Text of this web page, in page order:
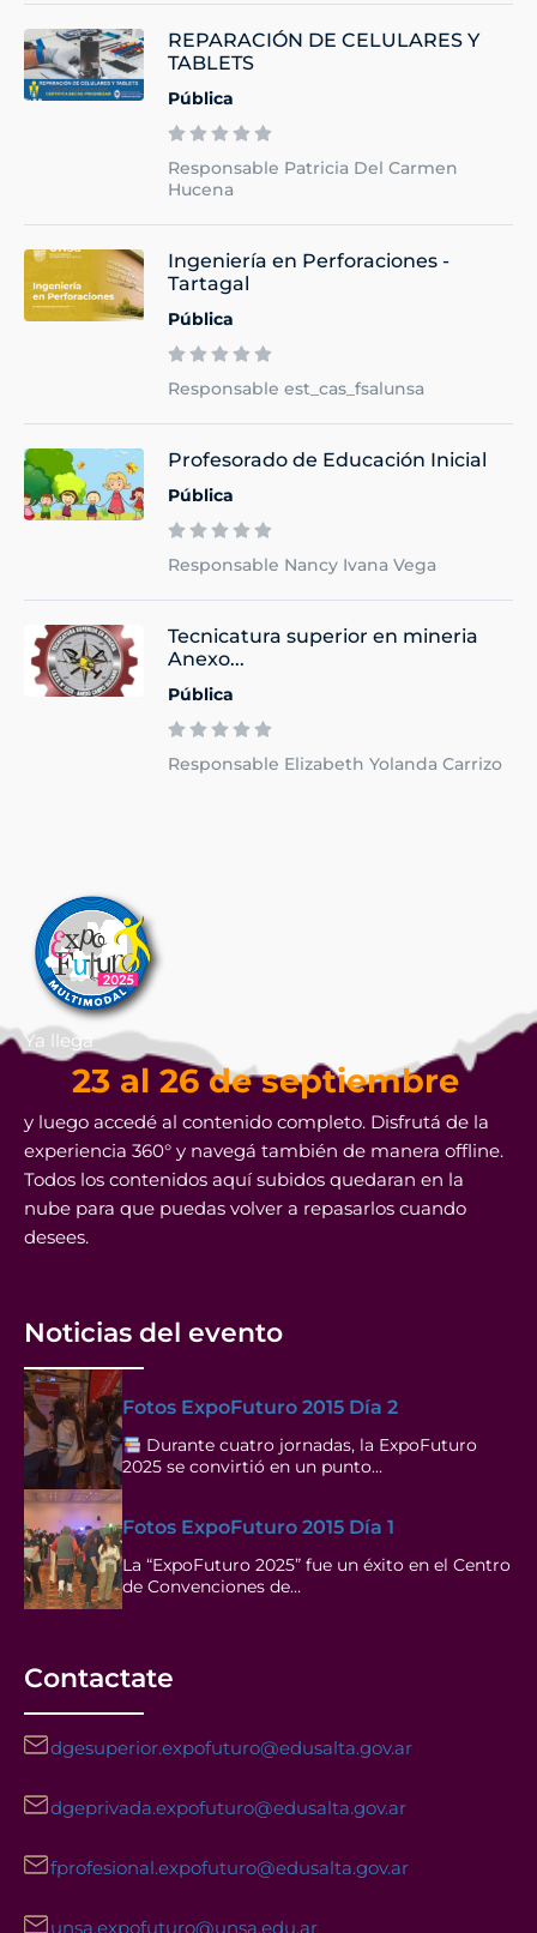
REPARACIÓN DE CELULARES Y
TABLETS
Pública
Responsable Patricia Del Carmen
Hucena
Ingeniería en Perforaciones -
Tartagal
Pública
Responsable est_cas_fsalunsa
Profesorado de Educación Inicial
Pública
Responsable Nancy Ivana Vega
Tecnicatura superior en mineria
Anexo...
Pública
Responsable Elizabeth Yolanda Carrizo
Ya llega
23 al 26 de septiembre
y luego accedé al contenido completo. Disfrutá de la
experiencia 360° y navegá también de manera offline.
Todos los contenidos aquí subidos quedaran en la
nube para que puedas volver a repasarlos cuando
desees.
Noticias del evento
Fotos ExpoFuturo 2015 Día 2
Durante cuatro jornadas, la ExpoFuturo
2025 se convirtió en un punto…
Fotos ExpoFuturo 2015 Día 1
La “ExpoFuturo 2025” fue un éxito en el Centro
de Convenciones de…
Contactate
dgesuperior.expofuturo@edusalta.gov.ar
dgeprivada.expofuturo@edusalta.gov.ar
fprofesional.expofuturo@edusalta.gov.ar
unsa.expofuturo@unsa.edu.ar